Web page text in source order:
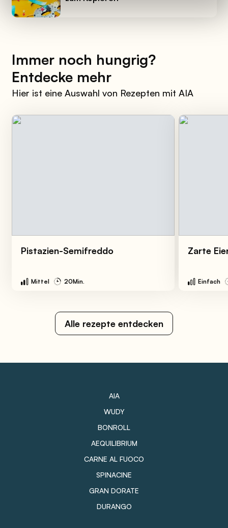
Immer noch hungrig?
Entdecke mehr
Hier ist eine Auswahl von Rezepten mit AIA
Pistazien-Semifreddo
Mittel 20Min.
Zarte
Einfach
Alle rezepte entdecken
AIA
WUDY
BONROLL
AEQUILIBRIUM
CARNE AL FUOCO
SPINACINE
GRAN DORATE
DURANGO